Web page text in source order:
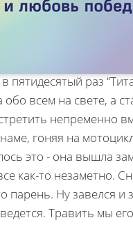
каждого гея была
Та, с которой вы
пятидесятый раз
обо всем на свете, а
непременно
гоняя на
это - она вышла
как-то незаметно.
парень. Ну завелся и
Травить мы